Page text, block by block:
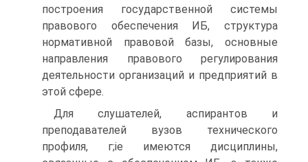
построения государственной системы
правового обеспечения ИБ, структура
нормативной правовой базы, основные
направления правового регулирования
деятельности организаций и предприятий в
этой сфере.
Для слушателей, аспирантов и
преподавателей вузов технического
профиля, г;іе имеются дисциплины,